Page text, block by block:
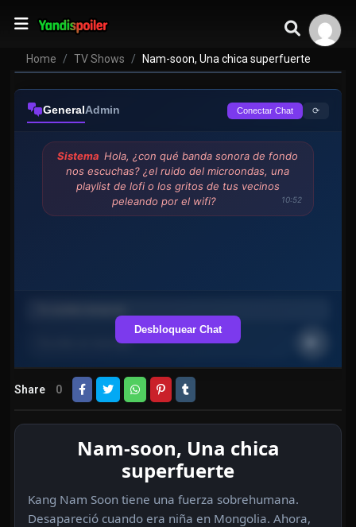
Home TV Shows Nam-soon, Una chica superfuerte
GeneralAdmin Conectar Chat ⟳
Sistema Hola, ¿con qué banda sonora de fondo
nos escuchas? ¿el ruido del microondas, una
playlist de lofi o los gritos de tus vecinos
peleando por el wifi?
10:52
Desbloquear Chat
Share 0
Nam-soon, Una chica
superfuerte
Kang Nam Soon tiene una fuerza sobrehumana.
Desapareció cuando era niña en Mongolia. Ahora,